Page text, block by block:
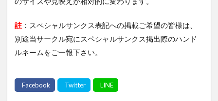
註 ：スペシャルサンクス表記への掲載ご希望の皆様は、
別途当サークル宛にスペシャルサンクス掲出際のハンド
ルネームをご一報下さい。